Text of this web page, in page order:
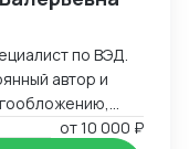
по ВЭД.
автор и
правовых
от10 000 ₽